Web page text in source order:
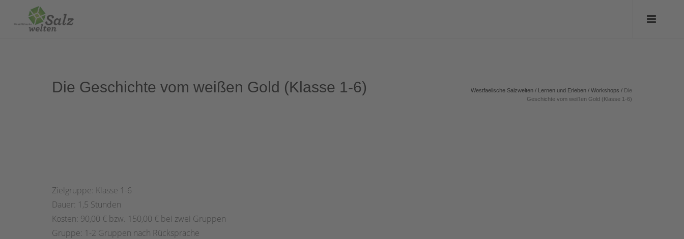
Die Geschichte vom weißen Gold (Klasse 1-6) Westfaelische Salzwelten / Lernen und Erleben / Workshops / Die
Geschichte vom weißen Gold (Klasse 1-6)
Zielgruppe: Klasse 1-6
Dauer: 1,5 Stunden
Kosten: 90,00 € bzw. 150,00 € bei zwei Gruppen
Gruppe: 1-2 Gruppen nach Rücksprache